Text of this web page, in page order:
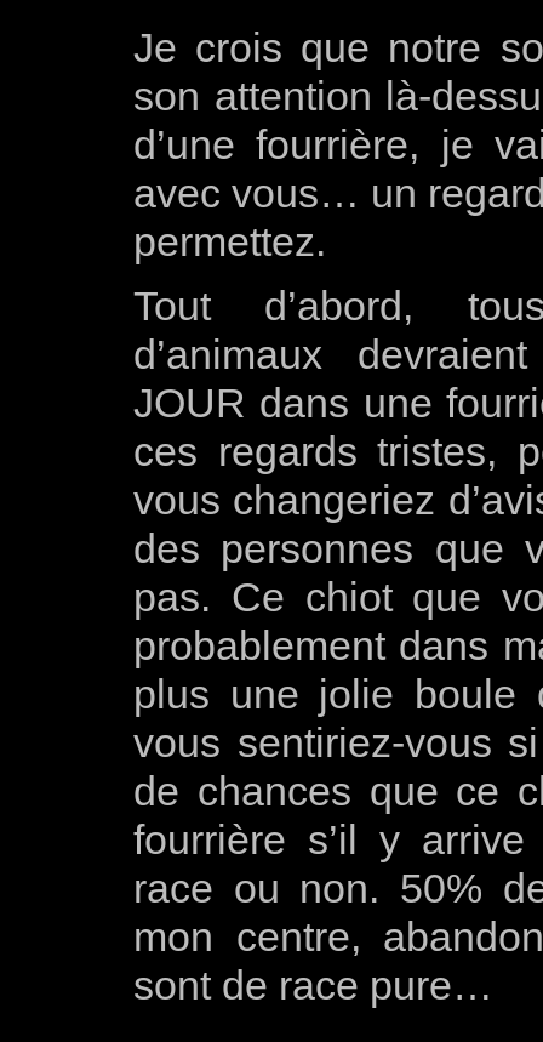
Je crois que notre
son attention là-
d’une fourrière, je
avec vous… un
permettez.
Tout d’abord,
d’animaux
JOUR dans une
ces regards tristes,
vous changeriez
des personnes que
pas. Ce chiot que
probablement dans
plus une jolie boule
vous sentiriez-vous
de chances que ce
fourrière s’il y
race ou non. 50%
mon centre,
sont de race pure…